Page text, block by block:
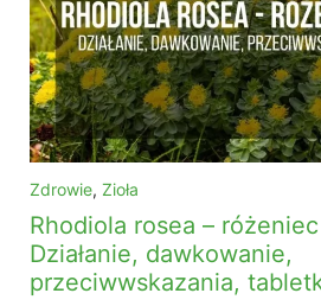
Zdrowie, Zioła
Rhodiola rosea –
Działanie, dawkowanie,
przeciwwskazania,